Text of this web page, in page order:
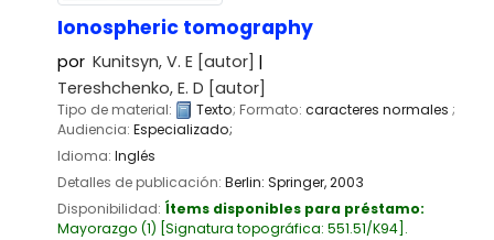
Ionospheric tomography
por Kunitsyn, V. E [autor]
Tereshchenko, E. D [autor]
Tipo de material: Texto; Formato: caracteres normales ;
Audiencia: Especializado;
Idioma: Inglés
Detalles de publicación: Berlin: Springer,2003
Disponibilidad: Ítems disponibles para préstamo:
Mayorazgo (1) Signatura topográfica: 551.51/K94 .